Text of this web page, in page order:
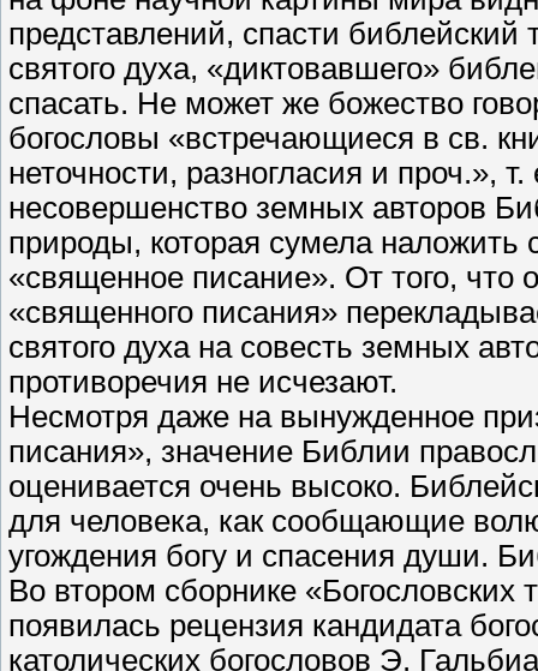
представлений, спасти библейский
святого духа, «диктовавшего»
спасать. Не может же божество
богословы «встречающиеся в св.
неточности, разногласия и проч.»,
несовершенство земных авторов
природы, которая сумела наложить
«священное писание». От того, что
«священного писания»
святого духа на совесть земных
противоречия не исчезают.
Несмотря даже на вынужденное
писания», значение Библии
оценивается очень высоко.
для человека, как сообщающие
угождения богу и спасения души.
Во втором сборнике
появилась рецензия кандидата
католических богословов Э.